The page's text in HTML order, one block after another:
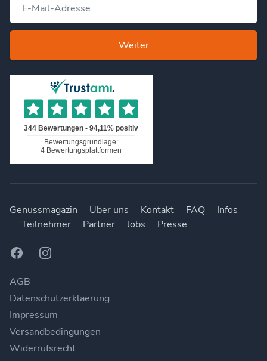
Weiter
Genussmagazin Über uns Kontakt FAQ
Infos
Teilnehmer
Partner Jobs Presse
FacebookInstagram
AGB
Datenschutzerklaerung
Impressum
Versandbedingungen
Widerrufsrecht